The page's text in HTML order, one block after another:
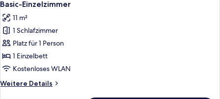
barrierefrei,
Fotos
für
Basic-
Einzelzimmer
anzeigen
6
Basic-Einzelzimmer
11 m²
1 Schlafzimmer
Platz für 1 Person
1 Einzelbett
Kostenloses WLAN
Weitere Details
Weitere